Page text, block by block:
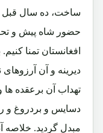
ساخت، ‌ده سال قبل
حضور شاه پیش و
افغانستان تمنا
دیرینه و آن آرزوهای
تهداب آن برعقده
دسایس و بردروغ و
مبدل گردید.